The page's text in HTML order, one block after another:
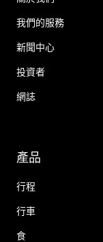
我們的服務
新聞中心
投資者
網誌
產品
行程
行車
食